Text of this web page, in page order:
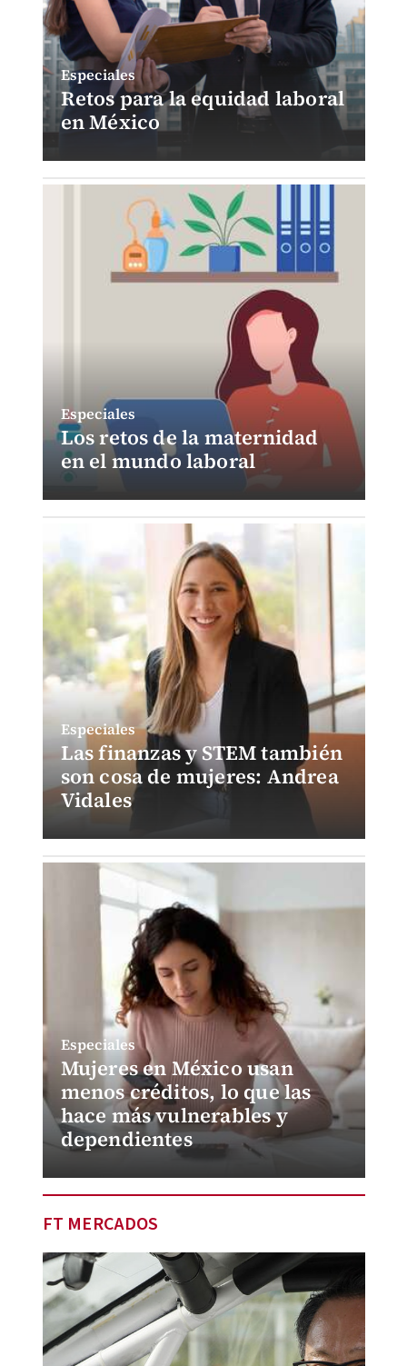
Retos para la equidad laboral
en México
Especiales
Los retos de la maternidad
en el mundo laboral
Especiales
Las finanzas y STEM también
son cosa de mujeres: Andrea
Vidales
Especiales
Mujeres en México usan
menos créditos, lo que las
hace más vulnerables y
dependientes
Especiales
FT MERCADOS